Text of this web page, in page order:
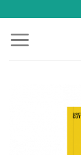
to
content